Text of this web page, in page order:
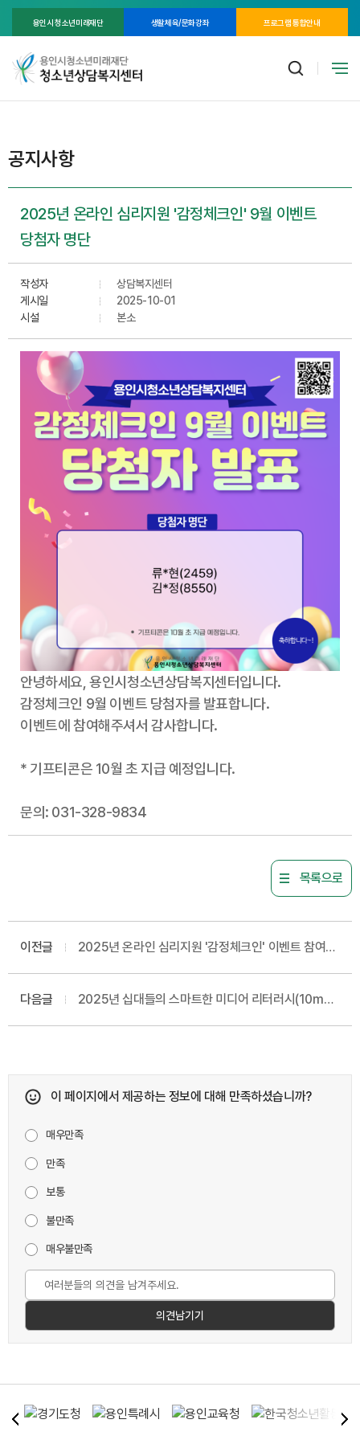
용인시 청소년미래재단 생활체육/문화강좌 프로그램 통합안내
공지사항
2025년 온라인 심리지원 '감정체크인' 9월 이벤트
당첨자 명단
작성자
상담복지센터
게시일
2025-10-01
시설
본소
안녕하세요, 용인시청소년상담복지센터입니다.
감정체크인 9월 이벤트 당첨자를 발표합니다.
이벤트에 참여해주셔서 감사합니다.
* 기프티콘은 10월 초 지급 예정입니다.
문의: 031-328-9834
목록으로
이전글
2025년 온라인 심리지원 '감정체크인' 이벤트 참여
다음글
2025년 십대들의 스마트한 미디어 리터러시(10mm)
이 페이지에서 제공하는 정보에 대해 만족하셨습니까?
매우만족
만족
보통
불만족
매우불만족